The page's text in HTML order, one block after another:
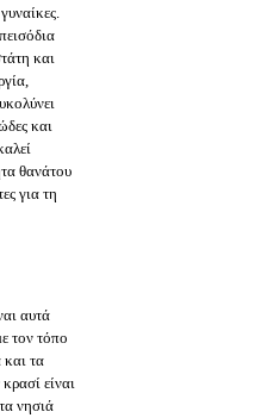
και
και
θανάτου
για τη
αυτά
τον τόπο
τα
είναι
νησιά